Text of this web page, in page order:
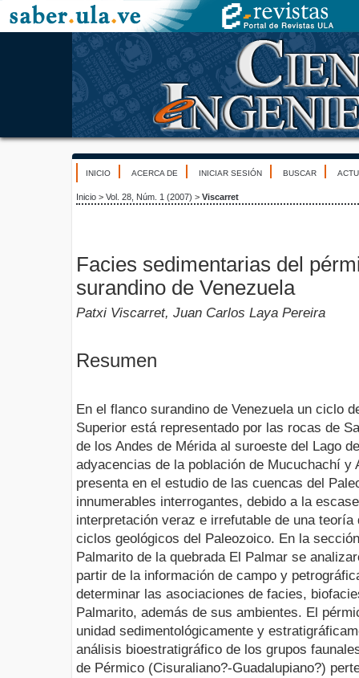
INICIO ACERCA DE INICIAR SESIÓN BUSCAR
Inicio > Vol. 28, Núm. 1 (2007) > Viscarret
Facies sedimentarias del
surandino de Venezuela
Patxi Viscarret, Juan Carlos Laya Pereira
Resumen
En el flanco surandino de Venezuela un ciclo
Superior está representado por las rocas de
de los Andes de Mérida al suroeste del Lago
adyacencias de la población de Mucuchachí y
presenta en el estudio de las cuencas del
innumerables interrogantes, debido a la
interpretación veraz e irrefutable de una
ciclos geológicos del Paleozoico. En la
Palmarito de la quebrada El Palmar se
partir de la información de campo y
determinar las asociaciones de facies,
Palmarito, además de sus ambientes. El
unidad sedimentológicamente y
análisis bioestratigráfico de los grupos
de Pérmico (Cisuraliano?-Guadalupiano?)